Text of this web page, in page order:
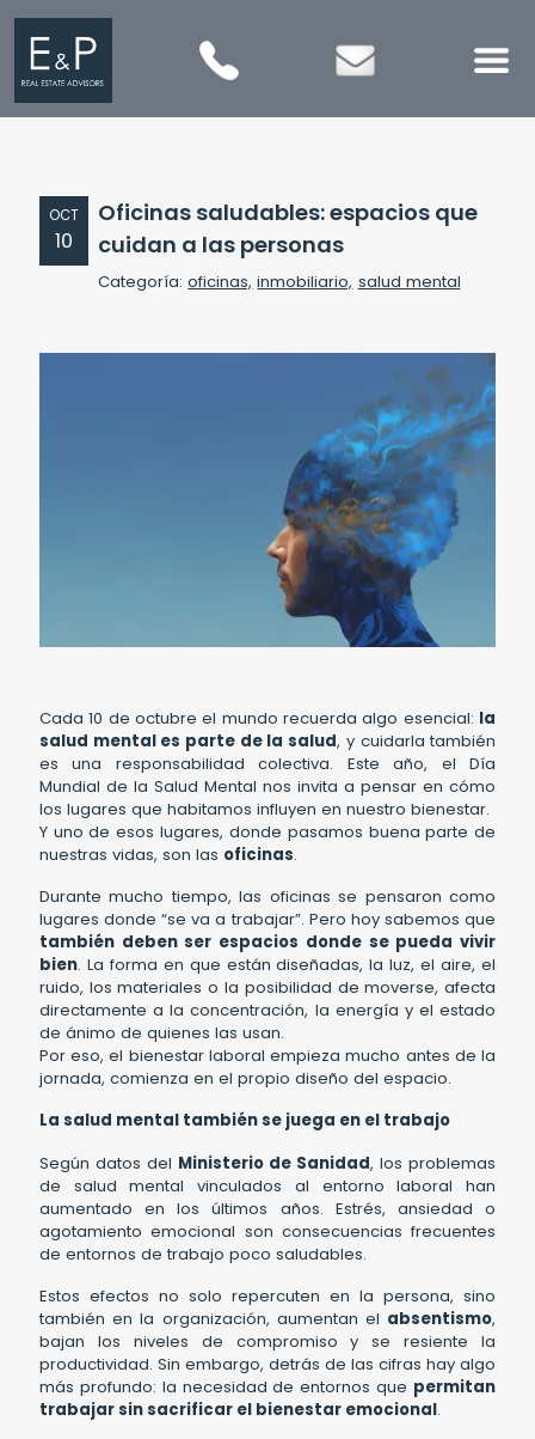
OCT
10
Oficinas saludables: espacios que
cuidan a las personas
Categoría:oficinas, inmobiliario, salud mental
Cada 10 de octubre el mundo recuerda algo esencial: la
salud mental es parte de la salud, y cuidarla también
es una responsabilidad colectiva. Este año, el Día
Mundial de la Salud Mental nos invita a pensar en cómo
los lugares que habitamos influyen en nuestro bienestar.
Y uno de esos lugares, donde pasamos buena parte de
nuestras vidas, son las oficinas.
Durante mucho tiempo, las oficinas se pensaron como
lugares donde “se va a trabajar”. Pero hoy sabemos que
también deben ser espacios donde se pueda vivir
bien. La forma en que están diseñadas, la luz, el aire, el
ruido, los materiales o la posibilidad de moverse, afecta
directamente a la concentración, la energía y el estado
de ánimo de quienes las usan.
Por eso, el bienestar laboral empieza mucho antes de la
jornada, comienza en el propio diseño del espacio.
La salud mental también se juega en el trabajo
Según datos del Ministerio de Sanidad, los problemas
de salud mental vinculados al entorno laboral han
aumentado en los últimos años. Estrés, ansiedad o
agotamiento emocional son consecuencias frecuentes
de entornos de trabajo poco saludables.
Estos efectos no solo repercuten en la persona, sino
también en la organización, aumentan el absentismo,
bajan los niveles de compromiso y se resiente la
productividad. Sin embargo, detrás de las cifras hay algo
más profundo: la necesidad de entornos que permitan
trabajar sin sacrificar el bienestar emocional.